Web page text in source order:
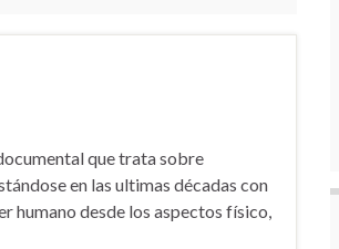
que trata sobre
en las ultimas décadas con
humano desde los aspectos físico,